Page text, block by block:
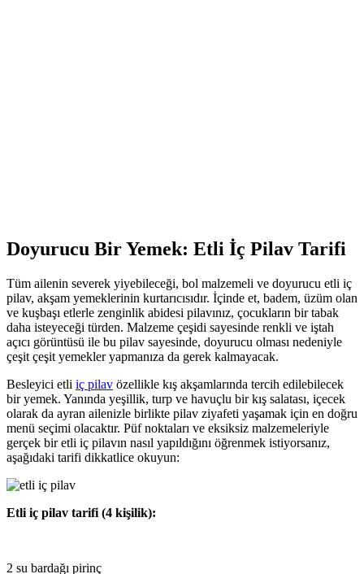
Doyurucu Bir Yemek: Etli İç Pilav Tarifi
Tüm ailenin severek yiyebileceği, bol malzemeli ve doyurucu etli iç
pilav, akşam yemeklerinin kurtarıcısıdır. İçinde et, badem, üzüm olan
ve kuşbaşı etlerle zenginlik abidesi pilavınız, çocukların bir tabak
daha isteyeceği türden. Malzeme çeşidi sayesinde renkli ve iştah
açıcı görüntüsü ile bu pilav sayesinde, doyurucu olması nedeniyle
çeşit çeşit yemekler yapmanıza da gerek kalmayacak.
Besleyici etli iç pilav özellikle kış akşamlarında tercih edilebilecek
bir yemek. Yanında yeşillik, turp ve havuçlu bir kış salatası, içecek
olarak da ayran ailenizle birlikte pilav ziyafeti yaşamak için en doğru
menü seçimi olacaktır. Püf noktaları ve eksiksiz malzemeleriyle
gerçek bir etli iç pilavın nasıl yapıldığını öğrenmek istiyorsanız,
aşağıdaki tarifi dikkatlice okuyun:
Etli iç pilav tarifi (4 kişilik):
2 su bardağı pirinç